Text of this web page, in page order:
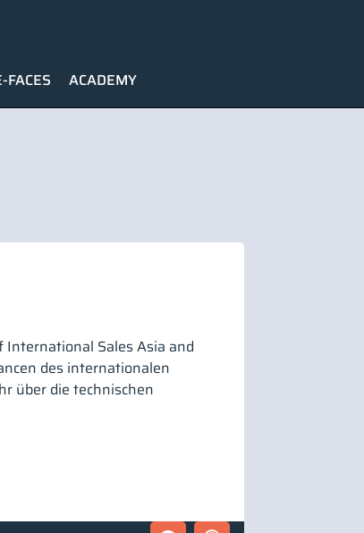
FACES ACADEMY
International Sales Asia and
des internationalen
über die technischen